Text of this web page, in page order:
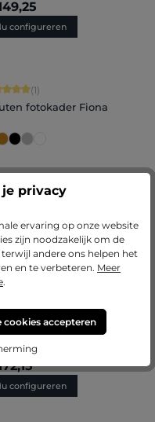
configureren
score van 5 op 5 sterren
(1)
fotokader Fiona
vanaf
configureren
privacy
ervaring op onze website
zijn noodzakelijk om de
andere ons helpen het
en te verbeteren. Meer
.
cookies accepteren